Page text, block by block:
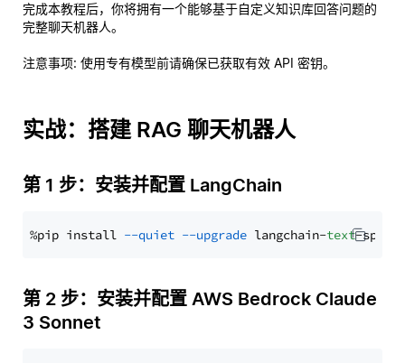
完成本教程后，你将拥有一个能够基于自定义知识库回答问题的
完整聊天机器人。
注意事项: 使用专有模型前请确保已获取有效 API 密钥。
实战：搭建 RAG 聊天机器人
第 1 步：安装并配置 LangChain
%pip install --quiet --upgrade langchain-text
第 2 步：安装并配置 AWS Bedrock Claude
3 Sonnet